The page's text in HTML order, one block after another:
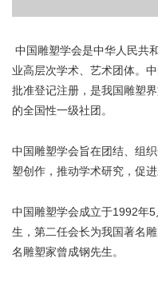
中国雕塑学会是中华人民共
业高层次学术、艺术团体。
批准登记注册，是我国雕塑
的全国性一级社团。
中国雕塑学会旨在团结、组
塑创作，推动学术研究，促
中国雕塑学会成立于1992年
生，第二任会长为我国著名
名雕塑家曾成钢先生。